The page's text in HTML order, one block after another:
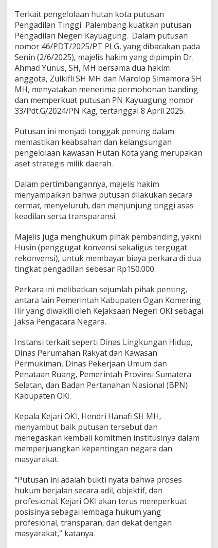
n
H
u
t
a
n
o
t
a
P
u
t
s
a
n
P
T
a
l
e
m
b
n
g
K
u
a
k
a
n
u
s
a
n
P
N
y
u
a
g
u
Terkait pengelolaan hutan kota putusan
Pengadilan Tinggi Palembang kuatkan putusan
Pengadilan Negeri Kayuagung. Dalam putusan
nomor 46/PDT/2025/PT PLG, yang dibacakan pada
Senin (2/6/2025), majelis hakim yang dipimpin Dr.
Ahmad Yunus, SH, MH bersama dua hakim
anggota, Zulkifli SH MH dan Marolop Simamora SH
MH, menyatakan menerima permohonan banding
dan memperkuat putusan PN Kayuagung nomor
33/Pdt.G/2024/PN Kag, tertanggal 8 April 2025.
Putusan ini menjadi tonggak penting dalam
memastikan keabsahan dan kelangsungan
pengelolaan kawasan Hutan Kota yang merupakan
aset strategis milik daerah.
Dalam pertimbangannya, majelis hakim
menyampaikan bahwa putusan dilakukan secara
cermat, menyeluruh, dan menjunjung tinggi asas
keadilan serta transparansi.
Majelis juga menghukum pihak pembanding, yakni
Husin (penggugat konvensi sekaligus tergugat
rekonvensi), untuk membayar biaya perkara di dua
tingkat pengadilan sebesar Rp150.000.
Perkara ini melibatkan sejumlah pihak penting,
antara lain Pemerintah Kabupaten Ogan Komering
Ilir yang diwakili oleh Kejaksaan Negeri OKI sebagai
Jaksa Pengacara Negara.
Instansi terkait seperti Dinas Lingkungan Hidup,
Dinas Perumahan Rakyat dan Kawasan
Permukiman, Dinas Pekerjaan Umum dan
Penataan Ruang, Pemerintah Provinsi Sumatera
Selatan, dan Badan Pertanahan Nasional (BPN)
Kabupaten OKI.
Kepala Kejari OKI, Hendri Hanafi SH MH,
menyambut baik putusan tersebut dan
menegaskan kembali komitmen institusinya dalam
memperjuangkan kepentingan negara dan
masyarakat.
“Putusan ini adalah bukti nyata bahwa proses
hukum berjalan secara adil, objektif, dan
profesional. Kejari OKI akan terus memperkuat
posisinya sebagai lembaga hukum yang
profesional, transparan, dan dekat dengan
masyarakat,” katanya.